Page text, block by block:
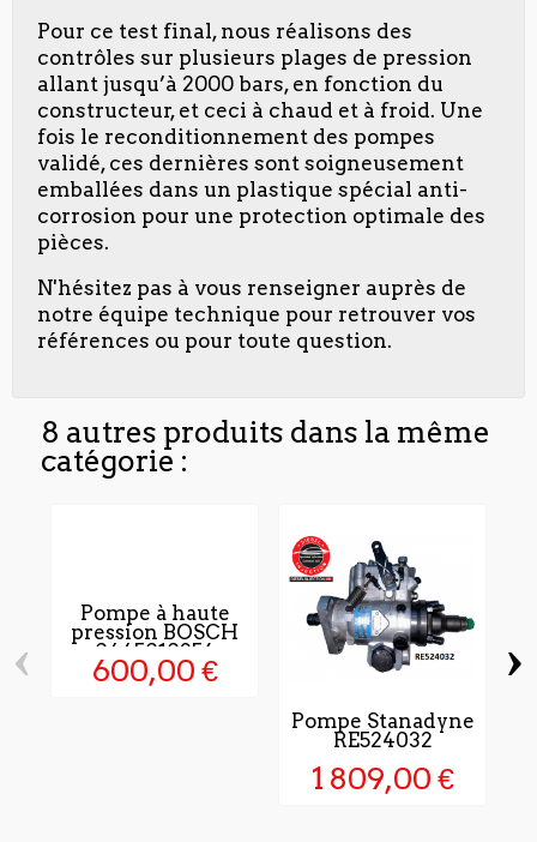
Pour ce test final, nous réalisons des
contrôles sur plusieurs plages de pression
allant jusqu’à 2000 bars, en fonction du
constructeur, et ceci à chaud et à froid. Une
fois le reconditionnement des pompes
validé, ces dernières sont soigneusement
emballées dans un plastique spécial anti-
corrosion pour une protection optimale des
pièces.
N'hésitez pas à vous renseigner auprès de
notre équipe technique pour retrouver vos
références ou pour toute question.
8 autres produits dans la même
catégorie :
Pompe à haute
pression BOSCH
0445010256
600,00 €
Pompe Stanadyne
RE524032
1 809,00 €
‹ ›